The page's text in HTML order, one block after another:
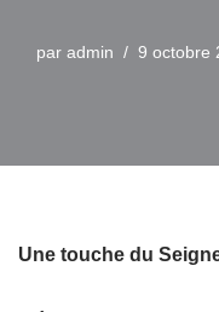
par admin 9 octobre
Une touche du